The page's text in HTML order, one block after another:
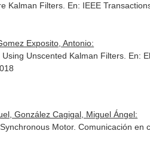
Kalman Filters. En: IEEE
Exposito, Antonio:
Unscented Kalman Filters. En:
González Cagigal, Miguel Ángel:
Motor. Comunicación